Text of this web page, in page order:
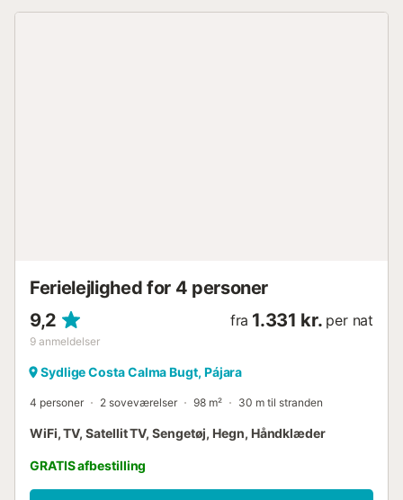
Ferielejlighed for 4 personer
9,2
9 anmeldelser
fra 1.331 kr. per nat
Sydlige Costa Calma Bugt, Pájara
4 personer 2 soveværelser 98 m² 30 m til stranden
WiFi, TV, Satellit TV, Sengetøj, Hegn, Håndklæder
GRATIS afbestilling